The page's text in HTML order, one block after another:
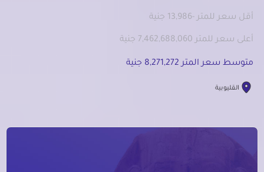
أقل سعر للمتر -13,986 جنية
أعلى سعر للمتر 7,462,688,060 جنية
متوسط سعر المتر 8,271,272 جنية
القليوبية